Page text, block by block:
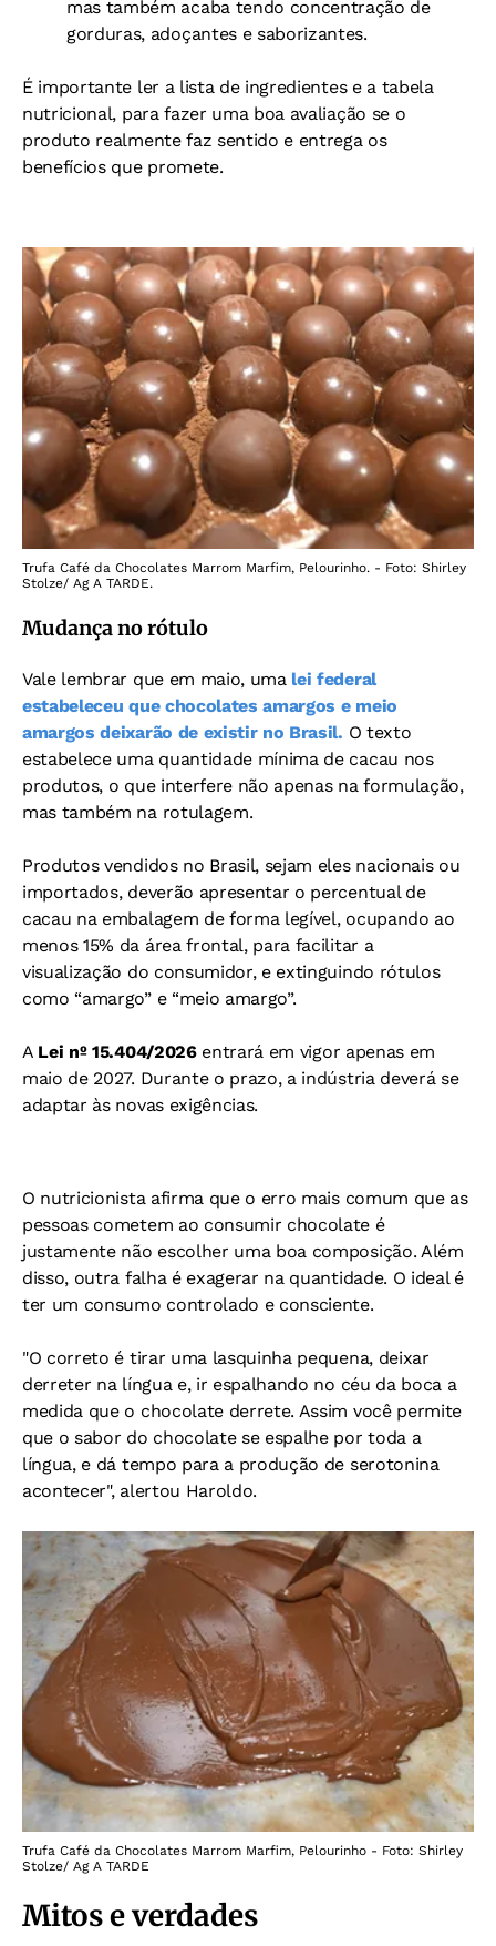
mas também acaba tendo concentração de
gorduras, adoçantes e saborizantes.
É importante ler a lista de ingredientes e a tabela
nutricional, para fazer uma boa avaliação se o
produto realmente faz sentido e entrega os
benefícios que promete.
Trufa Café da Chocolates Marrom Marfim, Pelourinho. - Foto: Shirley
Stolze/ Ag A TARDE.
Mudança no rótulo
Vale lembrar que em maio, uma lei federal
estabeleceu que chocolates amargos e meio
amargos deixarão de existir no Brasil. O texto
estabelece uma quantidade mínima de cacau nos
produtos, o que interfere não apenas na formulação,
mas também na rotulagem.
Produtos vendidos no Brasil, sejam eles nacionais ou
importados, deverão apresentar o percentual de
cacau na embalagem de forma legível, ocupando ao
menos 15% da área frontal, para facilitar a
visualização do consumidor, e extinguindo rótulos
como “amargo” e “meio amargo”.
A Lei nº 15.404/2026entrará em vigor apenas em
maio de 2027. Durante o prazo, a indústria deverá se
adaptar às novas exigências.
O nutricionista afirma que o erro mais comum que as
pessoas cometem ao consumir chocolate é
justamente não escolher uma boa composição. Além
disso, outra falha é exagerar na quantidade. O ideal é
ter um consumo controlado e consciente.
"O correto é tirar uma lasquinha pequena, deixar
derreter na língua e, ir espalhando no céu da boca a
medida que o chocolate derrete. Assim você permite
que o sabor do chocolate se espalhe por toda a
língua, e dá tempo para a produção de serotonina
acontecer", alertou Haroldo.
Trufa Café da Chocolates Marrom Marfim, Pelourinho - Foto: Shirley
Stolze/ Ag A TARDE
Mitos e verdades